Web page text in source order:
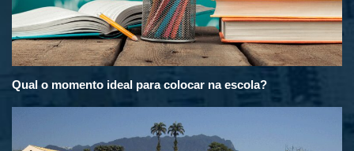
Qual o momento ideal para colocar na escola?